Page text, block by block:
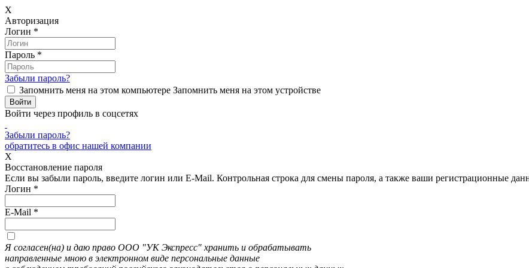
X
Авторизация
Логин *
Пароль *
Забыли пароль?
Запомнить меня на этом компьютере Запомнить меня на этом устройстве
Войти через профиль в соцсетях
Забыли пароль?
обратитесь в офис нашей компании
X
Восстановление пароля
Если вы забыли пароль, введите логин или E-Mail. Контрольная строка для смены пароля, а также ваши регистрационные
Логин *
E-Mail *
Я согласен(на) и даю право ООО "УК Экспресс" хранить и обрабатывать
направленные мною в электронном виде персональные данные